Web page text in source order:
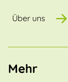
Über uns
Mehr